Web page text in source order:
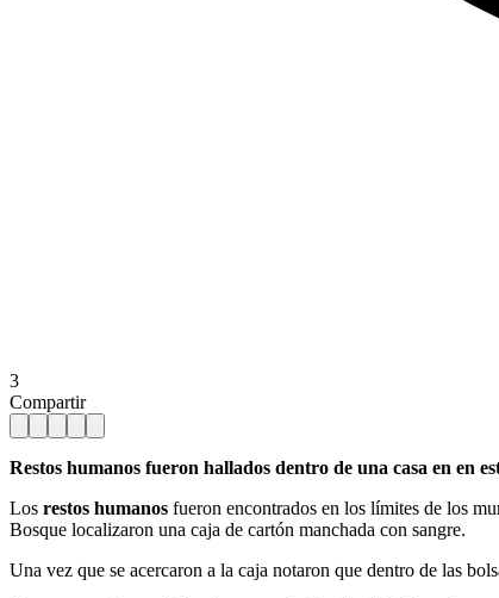
3
Compartir
Restos humanos fueron hallados dentro de una casa en en
Los restos humanos fueron encontrados en los límites de los
Bosque localizaron una caja de cartón manchada con sangre.
Una vez que se acercaron a la caja notaron que dentro de las